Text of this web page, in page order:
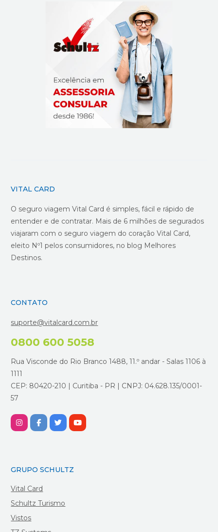
VITAL CARD
O seguro viagem Vital Card é simples, fácil e rápido de
entender e de contratar. Mais de 6 milhões de segurados
viajaram com o seguro viagem do coração Vital Card,
eleito Nº1 pelos consumidores, no blog Melhores
Destinos.
CONTATO
suporte@vitalcard.com.br
0800 600 5058
Rua Visconde do Rio Branco 1488, 11.º andar - Salas 1106 à
1111
CEP: 80420-210 | Curitiba - PR | CNPJ: 04.628.135/0001-
57
GRUPO SCHULTZ
Vital Card
Schultz Turismo
Vistos